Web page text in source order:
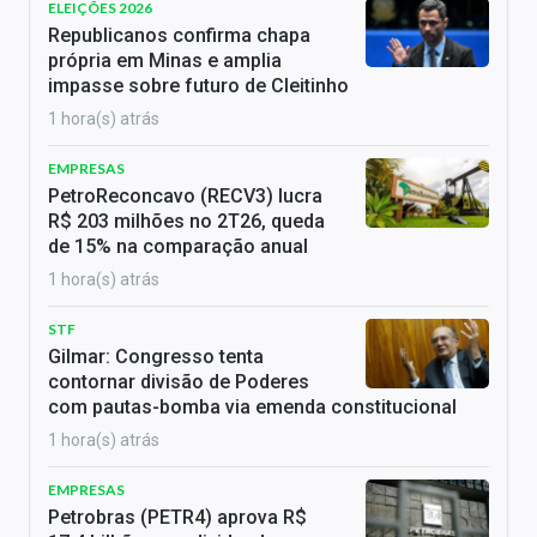
ELEIÇÕES 2026
Republicanos confirma chapa
própria em Minas e amplia
impasse sobre futuro de Cleitinho
1 hora(s) atrás
EMPRESAS
PetroReconcavo (RECV3) lucra
R$ 203 milhões no 2T26, queda
de 15% na comparação anual
1 hora(s) atrás
STF
Gilmar: Congresso tenta
contornar divisão de Poderes
com pautas-bomba via emenda constitucional
1 hora(s) atrás
EMPRESAS
Petrobras (PETR4) aprova R$